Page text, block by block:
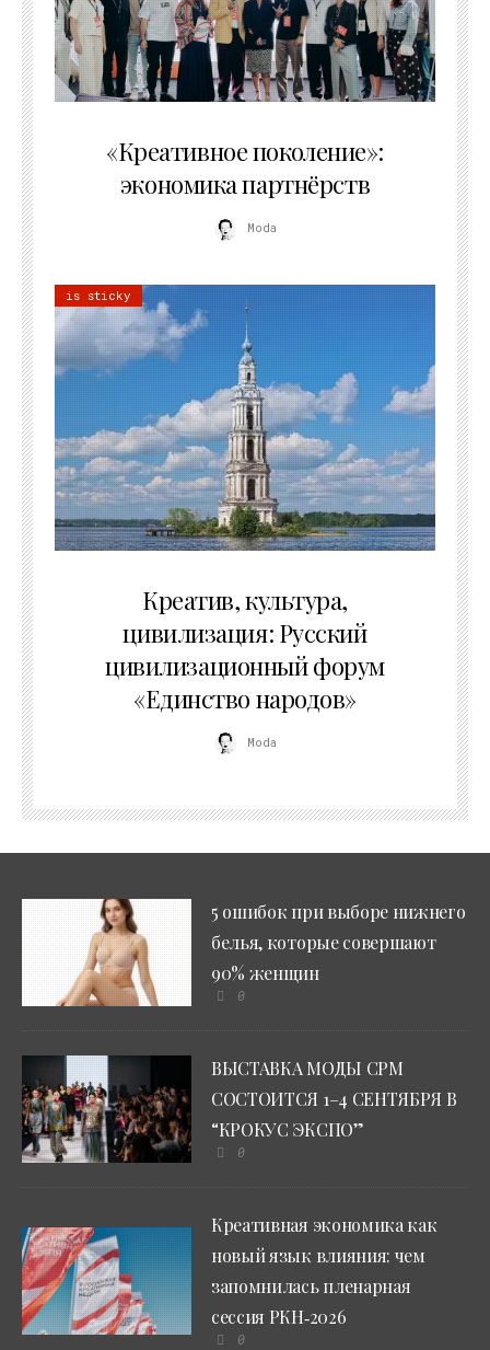
«Креативное поколение»:
экономика партнёрств
Moda
is sticky
Креатив, культура,
цивилизация: Русский
цивилизационный форум
«Единство народов»
Moda
5 ошибок при выборе нижнего
белья, которые совершают
90% женщин
0
ВЫСТАВКА МОДЫ CPM
СОСТОИТСЯ 1–4 СЕНТЯБРЯ В
“КРОКУС ЭКСПО”
0
Креативная экономика как
новый язык влияния: чем
запомнилась пленарная
сессия РКН‑2026
0